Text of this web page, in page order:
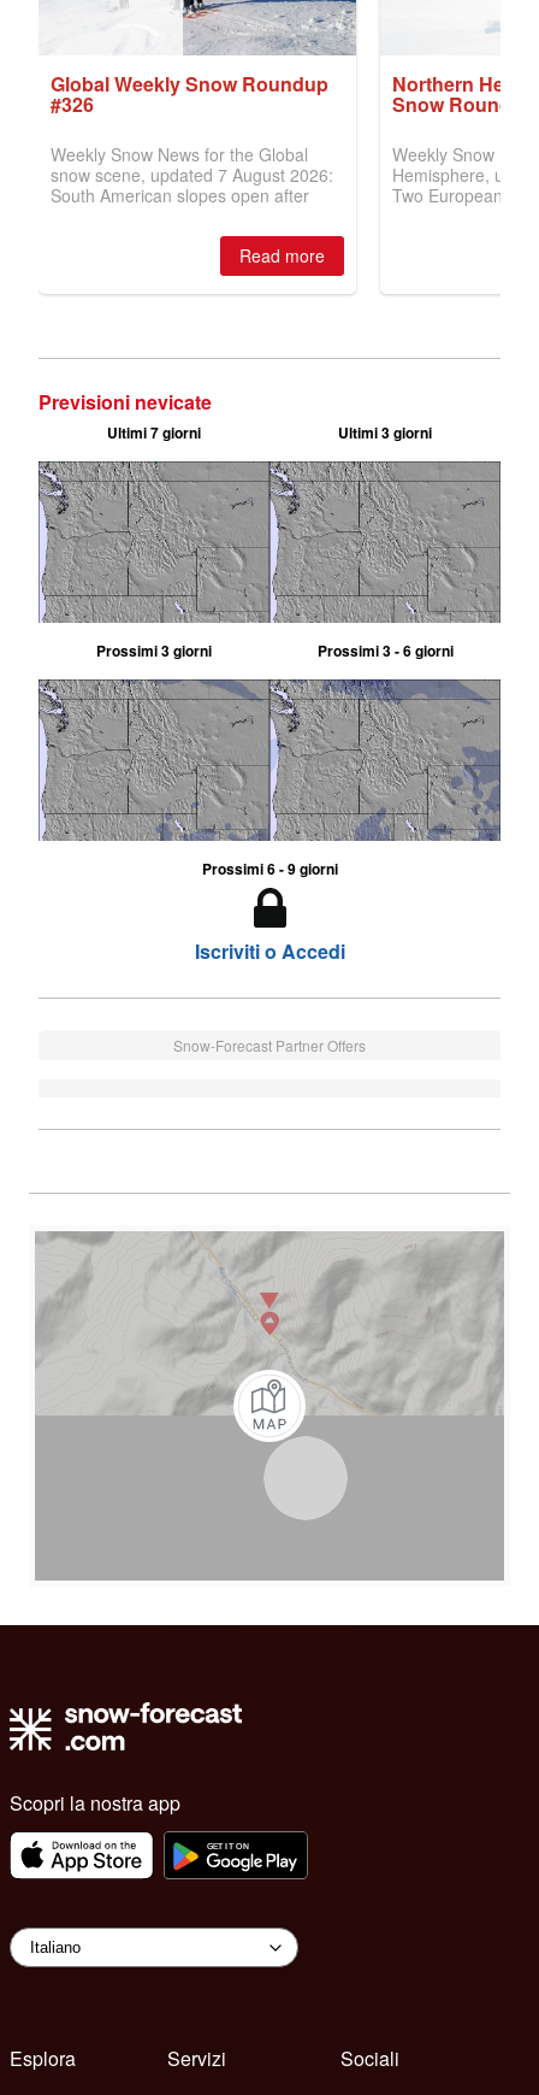
Previsioni nevicate
Ultimi 7 giorni Ultimi 3 giorni
Prossimi 3 giorni Prossimi 3 - 6 giorni
Prossimi 6 - 9 giorni
Iscriviti o Accedi
Snow-Forecast Partner Offers
Scopri la nostra app
Esplora
Servizi
Sociali